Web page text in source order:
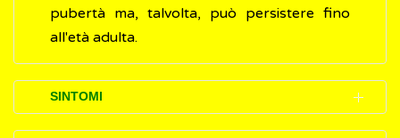
pubertà ma, talvolta, può persistere fino
all'età adulta.
SINTOMI